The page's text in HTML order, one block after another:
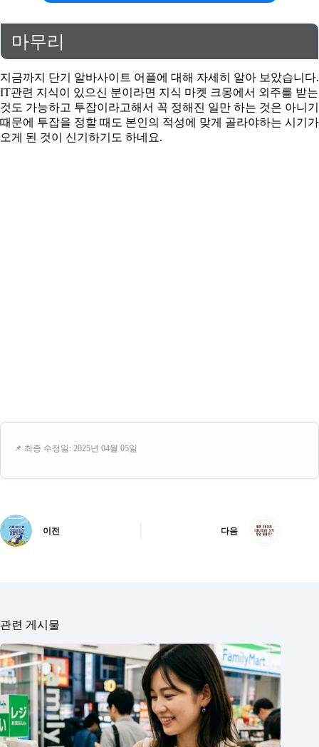
마무리
지금까지 단기 알바사이트 어플에 대해 자세히 알아 보았습니다.
IT관련 지식이 있으신 분이라면 지식 마켓 크몽에서 외주를 받는
것도 가능하고 투잡이라고해서 꼭 정해진 일만 하는 것은 아니기
때문에 투잡을 정할 때도 본인의 적성에 맞게 골라야하는 시기가
오게 된 것이 신기하기도 하네요.
📌 최종 수정일: 2025년 04월 05일
이전 다음
관련 게시물